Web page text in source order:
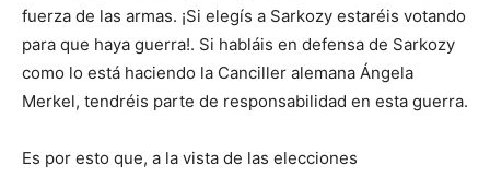
fuerza de las armas. ¡Si elegís a Sarkozy estaréis votando
para que haya guerra!. Si habláis en defensa de Sarkozy
como lo está haciendo la Canciller alemana Ángela
Merkel, tendréis parte de responsabilidad en esta guerra.
Es por esto que, a la vista de las elecciones